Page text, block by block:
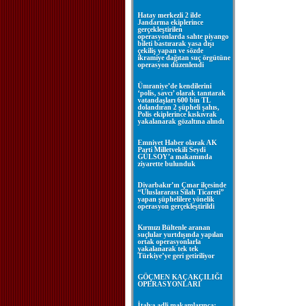
Hatay merkezli 2 ilde
Jandarma ekiplerince
gerçekleştirilen
operasyonlarda sahte piyango
bileti bastırarak yasa dışı
çekiliş yapan ve sözde
ikramiye dağıtan suç örgütüne
operasyon düzenlendi
Ümraniye’de kendilerini
‘polis, savcı’ olarak tanıtarak
vatandaşları 600 bin TL
dolandıran 2 şüpheli şahıs,
Polis ekiplerince kıskıvrak
yakalanarak gözaltına alındı
Emniyet Haber olarak AK
Parti Milletvekili Seydi
GÜLSOY’a makamında
ziyarette bulunduk
Diyarbakır’ın Çınar ilçesinde
“Uluslararası Silah Ticareti”
yapan şüphelilere yönelik
operasyon gerçekleştirildi
Kırmızı Bültenle aranan
suçlular yurtdışında yapılan
ortak operasyonlarla
yakalanarak tek tek
Türkiye’ye geri getiriliyor
GÖÇMEN KAÇAKÇILIĞI
OPERASYONLARI